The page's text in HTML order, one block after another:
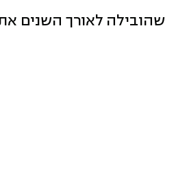
שהובילה לאורך השנים